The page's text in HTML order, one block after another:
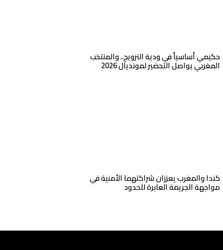
حكيمي أساسياً في ودية النرويج.. والمنتخب
المغربي يواصل التحضير لمونديال 2026
كندا والمغرب يعززان شراكتهما الأمنية في
مواجهة الجريمة العابرة للحدود